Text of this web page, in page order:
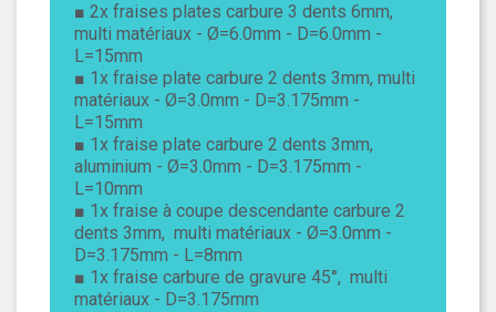
■ 2x fraises plates carbure 3 dents 6mm,
multi matériaux - Ø=6.0mm - D=6.0mm -
L=15mm
■ 1x fraise plate carbure 2 dents 3mm, multi
matériaux - Ø=3.0mm - D=3.175mm -
L=15mm
■ 1x fraise plate carbure 2 dents 3mm,
aluminium - Ø=3.0mm - D=3.175mm -
L=10mm
■ 1x fraise à coupe descendante carbure 2
dents 3mm, multi matériaux - Ø=3.0mm -
D=3.175mm - L=8mm
■ 1x fraise carbure de gravure 45°, multi
matériaux - D=3.175mm